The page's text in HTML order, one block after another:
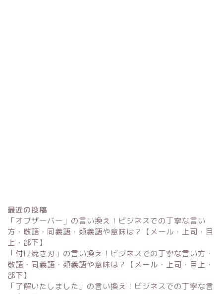
最近の投稿
「オブザーバー」の言い換え！ビジネスでの丁寧な言い
方・敬語・同義語・類義語や意味は？【メール・上司・目
上・部下】
「付け焼き刃」の言い換え！ビジネスでの丁寧な言い方・
敬語・同義語・類義語や意味は？【メール・上司・目上・
部下】
「了解いたしました」の言い換え！ビジネスでの丁寧な言
Excel
単位変換・換算